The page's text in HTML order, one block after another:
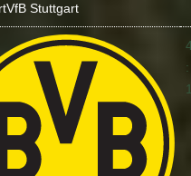
VfB Stuttgart
: